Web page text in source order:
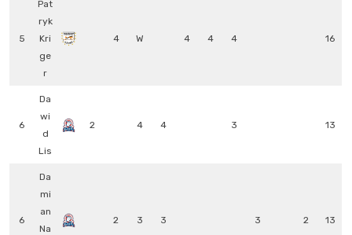
5
Pat
ryk
Kri
ge
r
4 W 4 4 4 16
6
Da
wi
d
Lis
2 4 4 3 13
6
Da
mi
an
Na
2 3 3 3 2 13